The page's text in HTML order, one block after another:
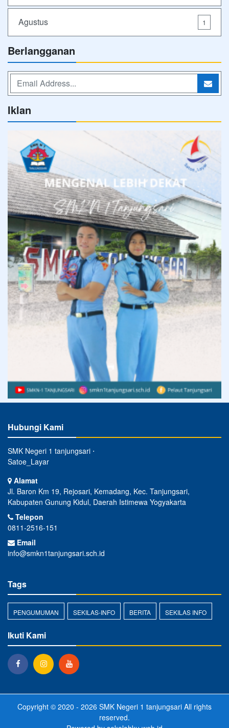
Agustus 1
Berlangganan
Iklan
Hubungi Kami
SMK Negeri 1 tanjungsari ⋅
Satoe_Layar
Alamat
Jl. Baron Km 19, Rejosari, Kemadang, Kec. Tanjungsari,
Kabupaten Gunung Kidul, Daerah Istimewa Yogyakarta
Telepon
0811-2516-151
Email
info@smkn1tanjungsari.sch.id
Tags
PENGUMUMAN SEKILAS-INFO BERITA SEKILAS INFO
Ikuti Kami
Copyright © 2020 - 2026 SMK Negeri 1 tanjungsari All rights
reserved.